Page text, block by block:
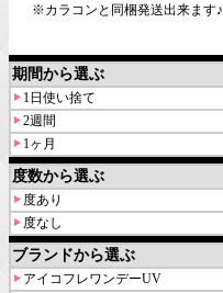
※カラコンと同梱発送出来ます♪
期間から選ぶ
1日使い捨て
2週間
1ヶ月
度数から選ぶ
度あり
度なし
ブランドから選ぶ
アイコフレワンデーUV